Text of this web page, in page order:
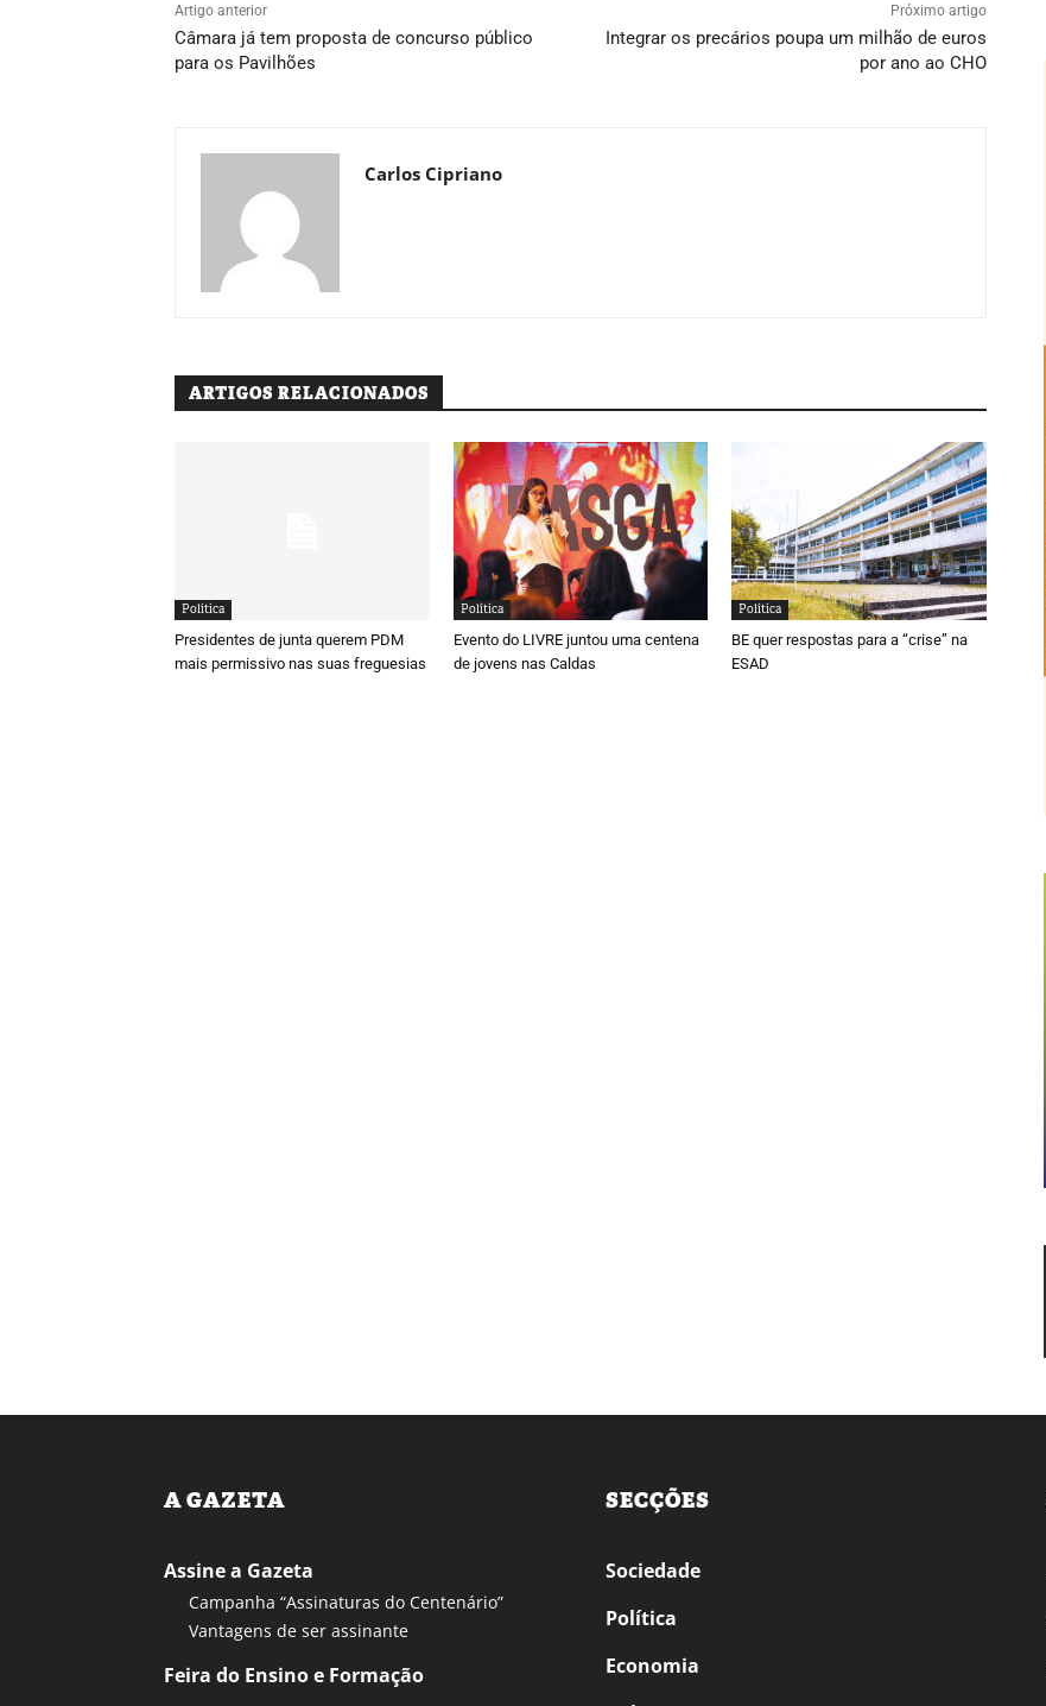
Artigo anterior
Câmara já tem proposta de concurso público
para os Pavilhões
Próximo artigo
Integrar os precários poupa um milhão de euros
por ano ao CHO
Carlos Cipriano
ARTIGOS RELACIONADOS
Política
Presidentes de junta querem PDM
mais permissivo nas suas freguesias
Política
Evento do LIVRE juntou uma centena
de jovens nas Caldas
Política
BE quer respostas para a “crise” na
ESAD
A GAZETA
Assine a Gazeta
Campanha “Assinaturas do Centenário”
Vantagens de ser assinante
Feira do Ensino e Formação
SECÇÕES
Sociedade
Política
Economia